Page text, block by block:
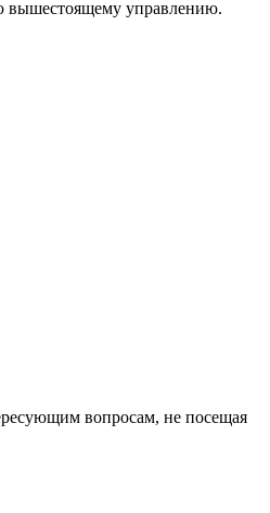
вышестоящему управлению.
вопросам, не посещая